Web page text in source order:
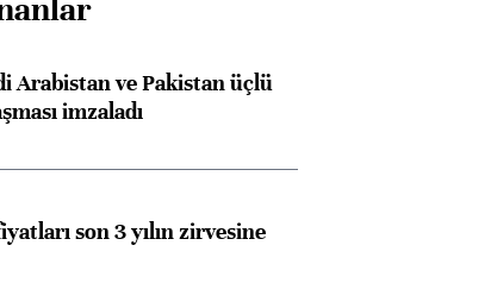
Arabistan ve Pakistan üçlü
imzaladı
son 3 yılın zirvesine